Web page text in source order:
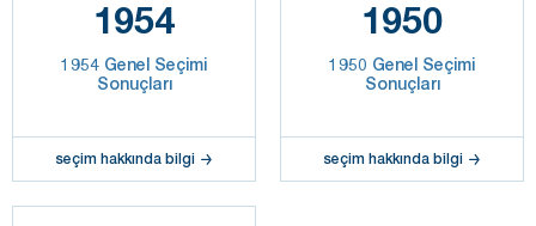
1954
1954 Genel Seçimi
Sonuçları
seçim hakkında bilgi
1950
1950 Genel Seçimi
Sonuçları
seçim hakkında bilgi